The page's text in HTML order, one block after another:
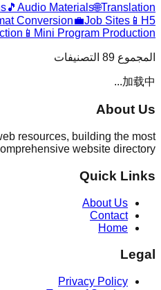
🎵 Audio Materials🌐Translation
Conversion💼Job Sites 📱 H5
📱 Mini Program Production
المجموع 89 التصنيفات
加载中...
About Us
resources, building the most
website directory.
Quick Links
About Us
Contact
Home
Legal
Privacy Policy